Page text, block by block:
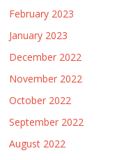
February 2023
January 2023
December 2022
November 2022
October 2022
September 2022
August 2022